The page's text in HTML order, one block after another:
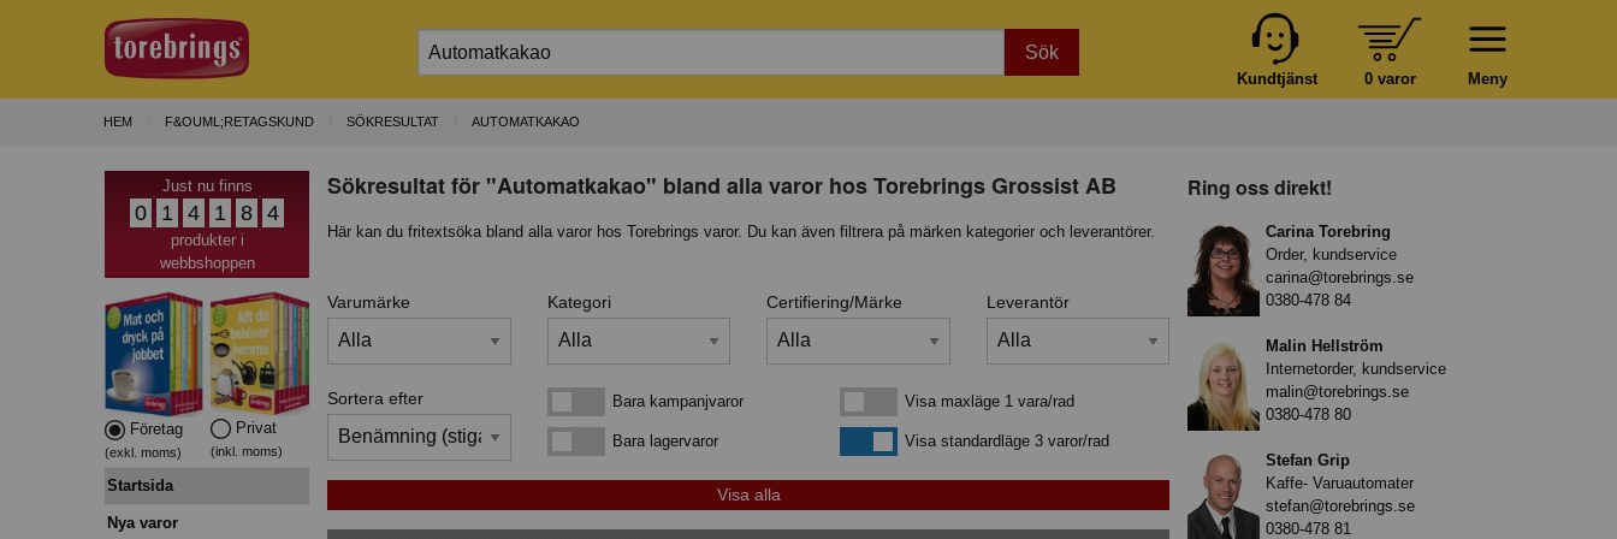
Sök
Meny
0 varor
Kundtjänst
HEM F&OUML;RETAGSKUND SÖKRESULTAT AUTOMATKAKAO
Just nu finns
0 1 4 1 8 4
produkter i
webbshoppen
Företag
(exkl. moms)
Privat
(inkl. moms)
Startsida
Nya varor
Sökresultat för "Automatkakao" bland alla varor hos Torebrings Grossist AB
Här kan du fritextsöka bland alla varor hos Torebrings varor. Du kan även filtrera på märken kategorier och leverantörer.
Varumärke Kategori Certifiering/Märke Leverantör
Sortera efter Bara kampanjvarorBara kampanjvaror
Bara lagervarorBara lagervaror
Visa maxläge 1 vara/rad
Visa maxläge 1 vara/rad
Visa standardlägeVisa standardläge 3 varor/rad
Ring oss direkt!
Carina Torebring
Order, kundservice
carina@torebrings.se
0380-478 84
Malin Hellström
Internetorder, kundservice
malin@torebrings.se
0380-478 80
Stefan Grip
Kaffe- Varuautomater
stefan@torebrings.se
0380-478 81